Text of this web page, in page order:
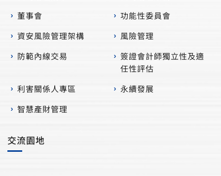
董事會 功能性委員會
資安風險管理架構 風險管理
防範內線交易
簽證會計師獨立性及適
任性評估
利害關係人專區 永續發展
智慧產財管理
交流園地